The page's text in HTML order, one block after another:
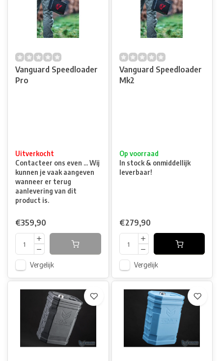
Vanguard Speedloader
Pro
Uitverkocht
Contacteer ons even ... Wij
kunnen je vaak aangeven
wanneer er terug
aanlevering van dit
product is.
€359,90
Vergelijk
Vanguard Speedloader
Mk2
Op voorraad
In stock & onmiddellijk
leverbaar!
€279,90
Vergelijk